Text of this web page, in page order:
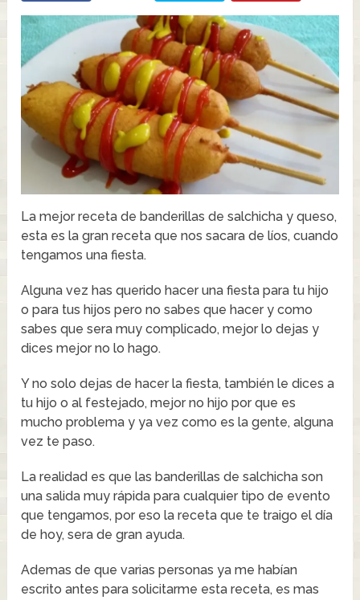
La mejor receta de banderillas de salchicha y queso,
esta es la gran receta que nos sacara de líos, cuando
tengamos una fiesta.
Alguna vez has querido hacer una fiesta para tu hijo
o para tus hijos pero no sabes que hacer y como
sabes que sera muy complicado, mejor lo dejas y
dices mejor no lo hago.
Y no solo dejas de hacer la fiesta, también le dices a
tu hijo o al festejado, mejor no hijo por que es
mucho problema y ya vez como es la gente, alguna
vez te paso.
La realidad es que las banderillas de salchicha son
una salida muy rápida para cualquier tipo de evento
que tengamos, por eso la receta que te traigo el día
de hoy, sera de gran ayuda.
Ademas de que varias personas ya me habían
escrito antes para solicitarme esta receta, es mas